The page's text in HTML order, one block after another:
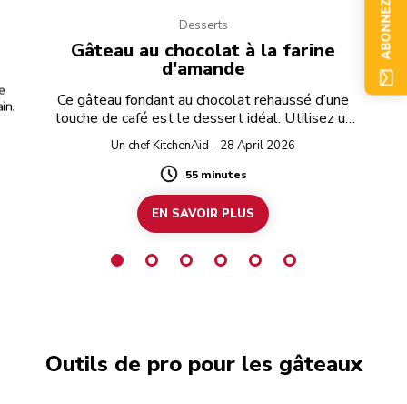
Desserts
Gâteau au chocolat à la farine
d'amande
Ce gâteau fondant au chocolat rehaussé d’une
touche de café est le dessert idéal. Utilisez un
chocolat noir sans gluten pour préparer une
recette entièrement exempte de gluten.
Un chef KitchenAid - 28 April 2026
Duration
55 minutes
EN SAVOIR PLUS
Outils de pro pour les gâteaux